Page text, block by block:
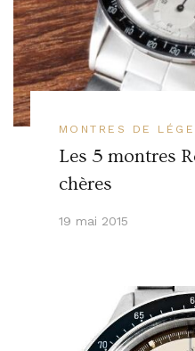
MONTRES DE
Les 5 montres
chères
19 mai 2015